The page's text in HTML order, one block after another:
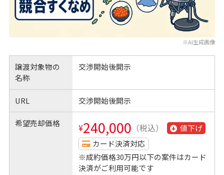
※AI生成画像
譲渡対象物の
名称
交渉開始後開示
URL 交渉開始後開示
希望売却価格 ¥240,000 （税込）
値下げ
カード決済対応
※成約価格30万円以下の案件はカード
決済がご利用可能です